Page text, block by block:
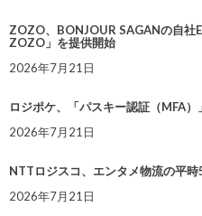
ZOZO、BONJOUR SAGANの自
ZOZO」を提供開始
2026年7月21日
ロジポケ、「パスキー認証（MFA）
2026年7月21日
NTTロジスコ、エンタメ物流の平
2026年7月21日